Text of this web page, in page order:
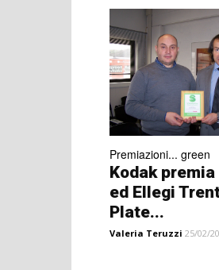
Premiazioni... green
Kodak
ed Ellegi
Plate...
Valeria Teruzzi 25/02/